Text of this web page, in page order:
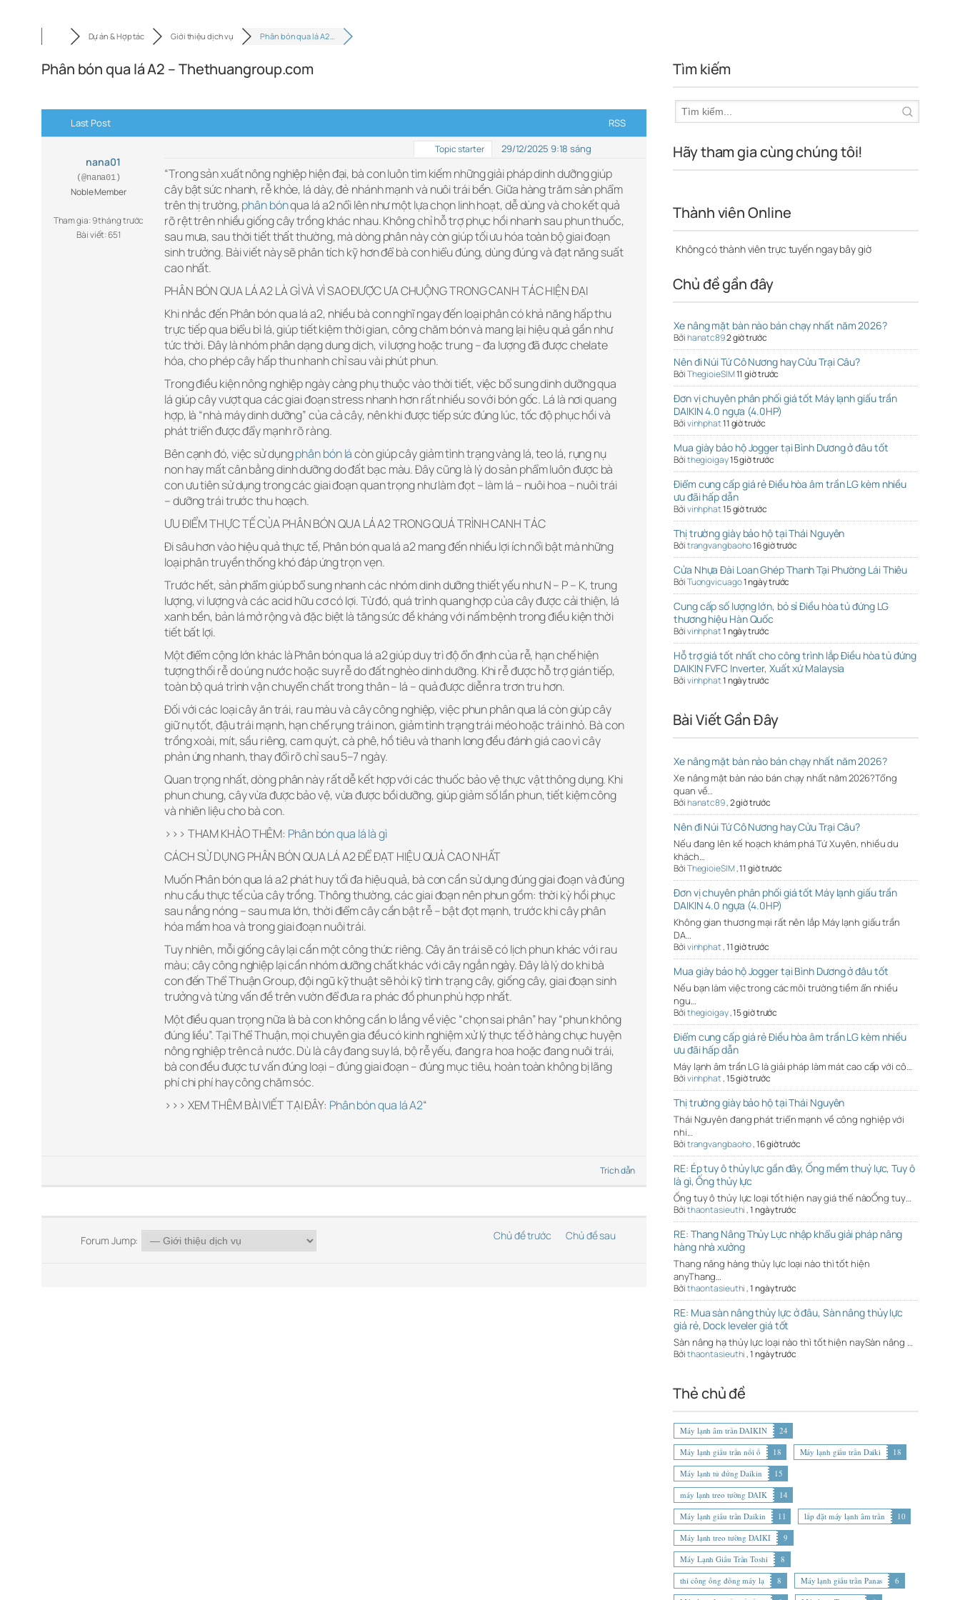
Dự án & Hợp tác Giới thiệu dịch vụ Phân bón qua lá A2 …
Phân bón qua lá A2 – Thethuangroup.com
Last Post RSS
nana01
(@nana01)
Noble Member
Tham gia: 9 tháng trước
Bài viết: 651
Topic starter 29/12/2025 9:18 sáng
“Trong sản xuất nông nghiệp hiện đại, bà con luôn tìm kiếm những giải pháp dinh dưỡng giúp
cây bật sức nhanh, rễ khỏe, lá dày, đẻ nhánh mạnh và nuôi trái bền. Giữa hàng trăm sản phẩm
trên thị trường, phân bónqua lá a2 nổi lên như một lựa chọn linh hoạt, dễ dùng và cho kết quả
rõ rệt trên nhiều giống cây trồng khác nhau. Không chỉ hỗ trợ phục hồi nhanh sau phun thuốc,
sau mưa, sau thời tiết thất thường, mà dòng phân này còn giúp tối ưu hóa toàn bộ giai đoạn
sinh trưởng. Bài viết này sẽ phân tích kỹ hơn để bà con hiểu đúng, dùng đúng và đạt năng suất
cao nhất.
PHÂN BÓN QUA LÁ A2 LÀ GÌ VÀ VÌ SAO ĐƯỢC ƯA CHUỘNG TRONG CANH TÁC HIỆN ĐẠI
Khi nhắc đến Phân bón qua lá a2, nhiều bà con nghĩ ngay đến loại phân có khả năng hấp thu
trực tiếp qua biểu bì lá, giúp tiết kiệm thời gian, công chăm bón và mang lại hiệu quả gần như
tức thời. Đây là nhóm phân dạng dung dịch, vi lượng hoặc trung – đa lượng đã được chelate
hóa, cho phép cây hấp thu nhanh chỉ sau vài phút phun.
Trong điều kiện nông nghiệp ngày càng phụ thuộc vào thời tiết, việc bổ sung dinh dưỡng qua
lá giúp cây vượt qua các giai đoạn stress nhanh hơn rất nhiều so với bón gốc. Lá là nơi quang
hợp, là “nhà máy dinh dưỡng” của cả cây, nên khi được tiếp sức đúng lúc, tốc độ phục hồi và
phát triển được đẩy mạnh rõ ràng.
Bên cạnh đó, việc sử dụngphân bón lácòn giúp cây giảm tình trạng vàng lá, teo lá, rụng nụ
non hay mất cân bằng dinh dưỡng do đất bạc màu. Đây cũng là lý do sản phẩm luôn được bà
con ưu tiên sử dụng trong các giai đoạn quan trọng như làm đọt – làm lá – nuôi hoa – nuôi trái
– dưỡng trái trước thu hoạch.
ƯU ĐIỂM THỰC TẾ CỦA PHÂN BÓN QUA LÁ A2 TRONG QUÁ TRÌNH CANH TÁC
Đi sâu hơn vào hiệu quả thực tế, Phân bón qua lá a2 mang đến nhiều lợi ích nổi bật mà những
loại phân truyền thống khó đáp ứng trọn vẹn.
Trước hết, sản phẩm giúp bổ sung nhanh các nhóm dinh dưỡng thiết yếu như N – P – K, trung
lượng, vi lượng và các acid hữu cơ có lợi. Từ đó, quá trình quang hợp của cây được cải thiện, lá
xanh bền, bản lá mở rộng và đặc biệt là tăng sức đề kháng với nấm bệnh trong điều kiện thời
tiết bất lợi.
Một điểm cộng lớn khác là Phân bón qua lá a2 giúp duy trì độ ổn định của rễ, hạn chế hiện
tượng thối rễ do úng nước hoặc suy rễ do đất nghèo dinh dưỡng. Khi rễ được hỗ trợ gián tiếp,
toàn bộ quá trình vận chuyển chất trong thân – lá – quả được diễn ra trơn tru hơn.
Đối với các loại cây ăn trái, rau màu và cây công nghiệp, việc phun phân qua lá còn giúp cây
giữ nụ tốt, đậu trái mạnh, hạn chế rụng trái non, giảm tình trạng trái méo hoặc trái nhỏ. Bà con
trồng xoài, mít, sầu riêng, cam quýt, cà phê, hồ tiêu và thanh long đều đánh giá cao vì cây
phản ứng nhanh, thay đổi rõ chỉ sau 5–7 ngày.
Quan trọng nhất, dòng phân này rất dễ kết hợp với các thuốc bảo vệ thực vật thông dụng. Khi
phun chung, cây vừa được bảo vệ, vừa được bồi dưỡng, giúp giảm số lần phun, tiết kiệm công
và nhiên liệu cho bà con.
>>> THAM KHẢO THÊM: Phân bón qua lá là gì
CÁCH SỬ DỤNG PHÂN BÓN QUA LÁ A2 ĐỂ ĐẠT HIỆU QUẢ CAO NHẤT
Muốn Phân bón qua lá a2 phát huy tối đa hiệu quả, bà con cần sử dụng đúng giai đoạn và đúng
nhu cầu thực tế của cây trồng. Thông thường, các giai đoạn nên phun gồm: thời kỳ hồi phục
sau nắng nóng – sau mưa lớn, thời điểm cây cần bật rễ – bật đọt mạnh, trước khi cây phân
hóa mầm hoa và trong giai đoạn nuôi trái.
Tuy nhiên, mỗi giống cây lại cần một công thức riêng. Cây ăn trái sẽ có lịch phun khác với rau
màu; cây công nghiệp lại cần nhóm dưỡng chất khác với cây ngắn ngày. Đây là lý do khi bà
con đến Thể Thuận Group, đội ngũ kỹ thuật sẽ hỏi kỹ tình trạng cây, giống cây, giai đoạn sinh
trưởng và từng vấn đề trên vườn để đưa ra phác đồ phun phù hợp nhất.
Một điều quan trọng nữa là bà con không cần lo lắng về việc “chọn sai phân” hay “phun không
đúng liều”. Tại Thể Thuận, mọi chuyên gia đều có kinh nghiệm xử lý thực tế ở hàng chục huyện
nông nghiệp trên cả nước. Dù là cây đang suy lá, bộ rễ yếu, đang ra hoa hoặc đang nuôi trái,
bà con đều được tư vấn đúng loại – đúng giai đoạn – đúng mục tiêu, hoàn toàn không bị lãng
phí chi phí hay công chăm sóc.
>>> XEM THÊM BÀI VIẾT TẠI ĐÂY: Phân bón qua lá A2“
Trích dẫn
Forum Jump: Chủ đề trước Chủ đề sau
Tìm kiếm
Hãy tham gia cùng chúng tôi!
Thành viên Online
Không có thành viên trực tuyến ngay bây giờ
Chủ đề gần đây
Xe nâng mặt bàn nào bán chạy nhất năm 2026?
Bởihanatc892 giờ trước
Nên đi Núi Tứ Cô Nương hay Cửu Trại Câu?
BởiThegioieSIM11 giờ trước
Đơn vị chuyên phân phối giá tốt Máy lạnh giấu trần
DAIKIN 4.0 ngựa (4.0HP)
Bởivinhphat11 giờ trước
Mua giày bảo hộ Jogger tại Bình Dương ở đâu tốt
Bởithegioigay15 giờ trước
Điểm cung cấp giá rẻ Điều hòa âm trần LG kèm nhiều
ưu đãi hấp dẫn
Bởivinhphat15 giờ trước
Thị trường giày bảo hộ tại Thái Nguyên
Bởitrangvangbaoho16 giờ trước
Cửa Nhựa Đài Loan Ghép Thanh Tại Phường Lái Thiêu
BởiTuongvicuago1 ngày trước
Cung cấp số lượng lớn, bỏ sỉ Điều hòa tủ đứng LG
thương hiệu Hàn Quốc
Bởivinhphat1 ngày trước
Hỗ trợ giá tốt nhất cho công trình lắp Điều hòa tủ đứng
DAIKIN FVFC Inverter, Xuất xứ Malaysia
Bởivinhphat1 ngày trước
Bài Viết Gần Đây
Xe nâng mặt bàn nào bán chạy nhất năm 2026?
Xe nâng mặt bàn nào bán chạy nhất năm 2026?Tổng
quan về…
Bởihanatc89,2 giờ trước
Nên đi Núi Tứ Cô Nương hay Cửu Trại Câu?
Nếu đang lên kế hoạch khám phá Tứ Xuyên, nhiều du
khách…
BởiThegioieSIM,11 giờ trước
Đơn vị chuyên phân phối giá tốt Máy lạnh giấu trần
DAIKIN 4.0 ngựa (4.0HP)
Không gian thương mại rất nên lắp Máy lạnh giấu trần
DA…
Bởivinhphat,11 giờ trước
Mua giày bảo hộ Jogger tại Bình Dương ở đâu tốt
Nếu bạn làm việc trong các môi trường tiềm ẩn nhiều
ngu…
Bởithegioigay,15 giờ trước
Điểm cung cấp giá rẻ Điều hòa âm trần LG kèm nhiều
ưu đãi hấp dẫn
Máy lạnh âm trần LG là giải pháp làm mát cao cấp với cô…
Bởivinhphat,15 giờ trước
Thị trường giày bảo hộ tại Thái Nguyên
Thái Nguyên đang phát triển mạnh về công nghiệp với
nhi…
Bởitrangvangbaoho,16 giờ trước
RE: Ép tuy ô thủy lực gần đây, Ống mềm thuỷ lực, Tuy ô
là gì, Ống thủy lực
Ống tuy ô thủy lực loại tốt hiện nay giá thế nàoỐng tuy…
Bởithaontasieuthi,1 ngày trước
RE: Thang Nâng Thủy Lực nhập khẩu giải pháp nâng
hàng nhà xưởng
Thang nâng hàng thủy lực loại nào thì tốt hiện
anyThang…
Bởithaontasieuthi,1 ngày trước
RE: Mua sàn nâng thủy lực ở đâu, Sàn nâng thủy lực
giá rẻ, Dock leveler giá tốt
Sàn nâng hạ thủy lực loại nào thì tốt hiện naySàn nâng …
Bởithaontasieuthi,1 ngày trước
Thẻ chủ đề
Máy lạnh âm trần DAIKIN
24
Máy lạnh giấu trần nối ố
18 Máy lạnh giấu trần Daiki
18
Máy lạnh tủ đứng Daikin
15
máy lạnh treo tường DAIK
14
Máy lạnh giấu trần Daikin
11 lắp đặt máy lạnh âm trần
10
Máy lạnh treo tường DAIKI
9
Máy Lạnh Giấu Trần Toshi
8
thi công ống đồng máy lạ
8 Máy lạnh giấu trần Panas
6